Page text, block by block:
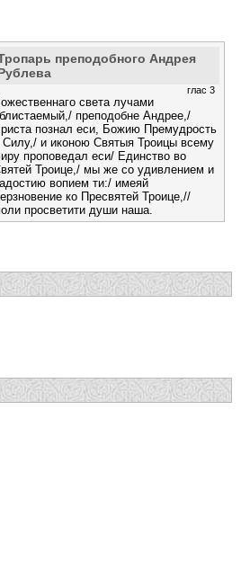
преподобного Андрея
глас 3
света лучами
преподобне Андрее,/
познал еси, Божию Премудрость
Силу,/ и иконою Святыя Троицы всему
проповедал еси/ Единство во
Троице,/ мы же со удивлением и
вопием ти:/ имеяй
ко Пресвятей Троице,//
просветити души наша.